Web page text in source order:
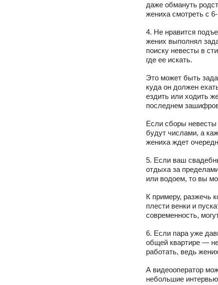
даже обмануть
жениха смотреть с
4. Не нравится
жених выполнял
поиску невесты в
где ее искать.
Это может быть
куда он должен
ездить или ходить
последнем
Если сборы невесты
будут числами, а
жениха ждет
5. Если ваш
отдыха за
или водоем, то вы
К примеру, разжечь
плести венки и
современность,
6. Если пара уже
общей квартире —
работать, ведь
А видеооператор
небольшие